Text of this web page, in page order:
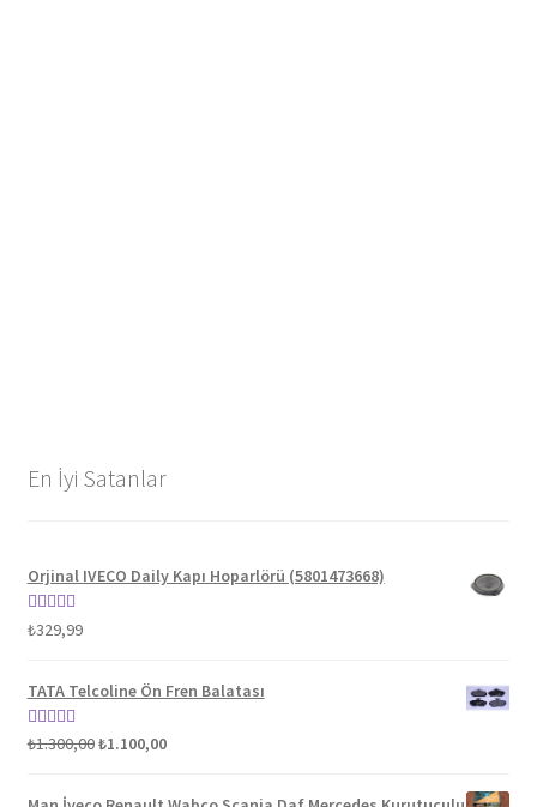
En İyi Satanlar
Orjinal IVECO Daily Kapı Hoparlörü (5801473668)
5 üzerinden
₺329,99
TATA Telcoline Ön Fren Balatası
5 üzerinden
₺1.300,00Orijinal
₺1.300,00.
₺1.100,00Şu
fiyat: